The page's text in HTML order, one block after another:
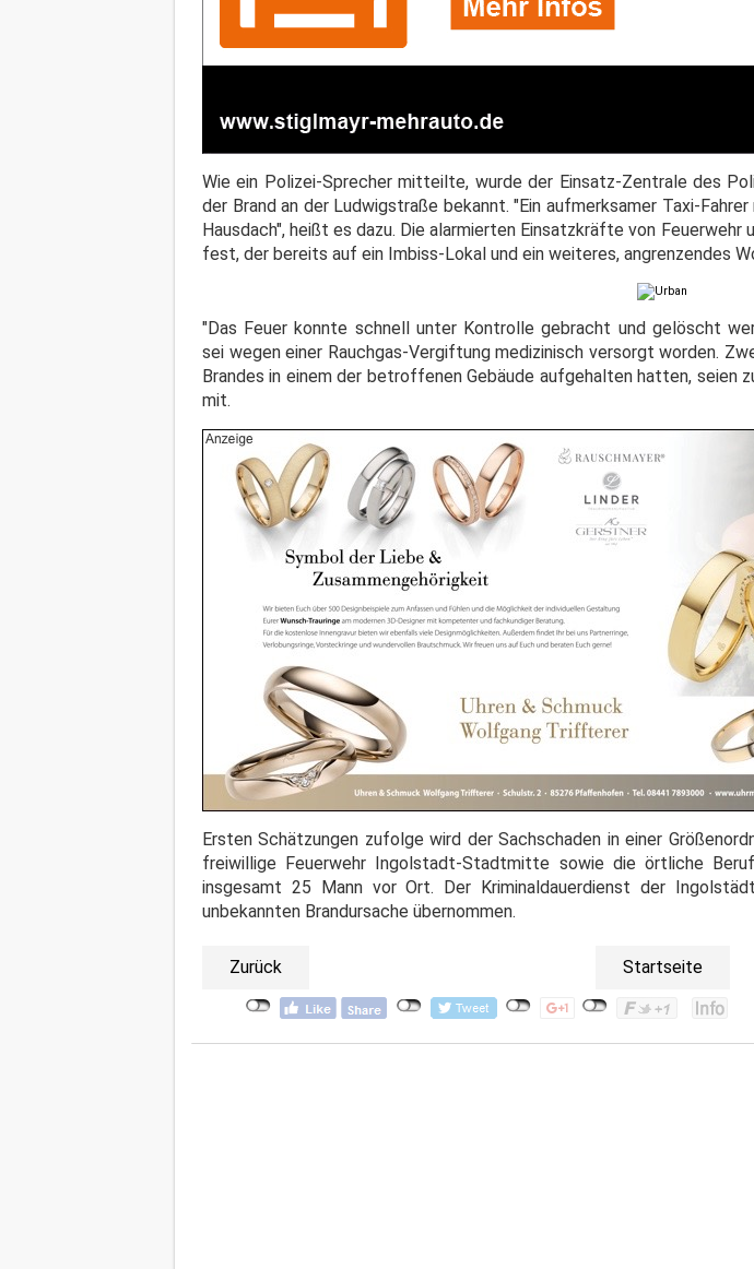
Wie ein Polizei-Sprecher mitteilte, wurde der Einsatz-Zentrale des
der Brand an der Ludwigstraße bekannt. "Ein aufmerksamer Taxi-
Hausdach", heißt es dazu. Die alarmierten Einsatzkräfte von
fest, der bereits auf ein Imbiss-Lokal und ein weiteres, angrenzendes
"Das Feuer konnte schnell unter Kontrolle gebracht und gelöscht
sei wegen einer Rauchgas-Vergiftung medizinisch versorgt worden.
Brandes in einem der betroffenen Gebäude aufgehalten hatten,
mit.
Ersten Schätzungen zufolge wird der Sachschaden in einer
freiwillige Feuerwehr Ingolstadt-Stadtmitte sowie die örtliche
insgesamt 25 Mann vor Ort. Der Kriminaldauerdienst der
unbekannten Brandursache übernommen.
Zurück Startseite